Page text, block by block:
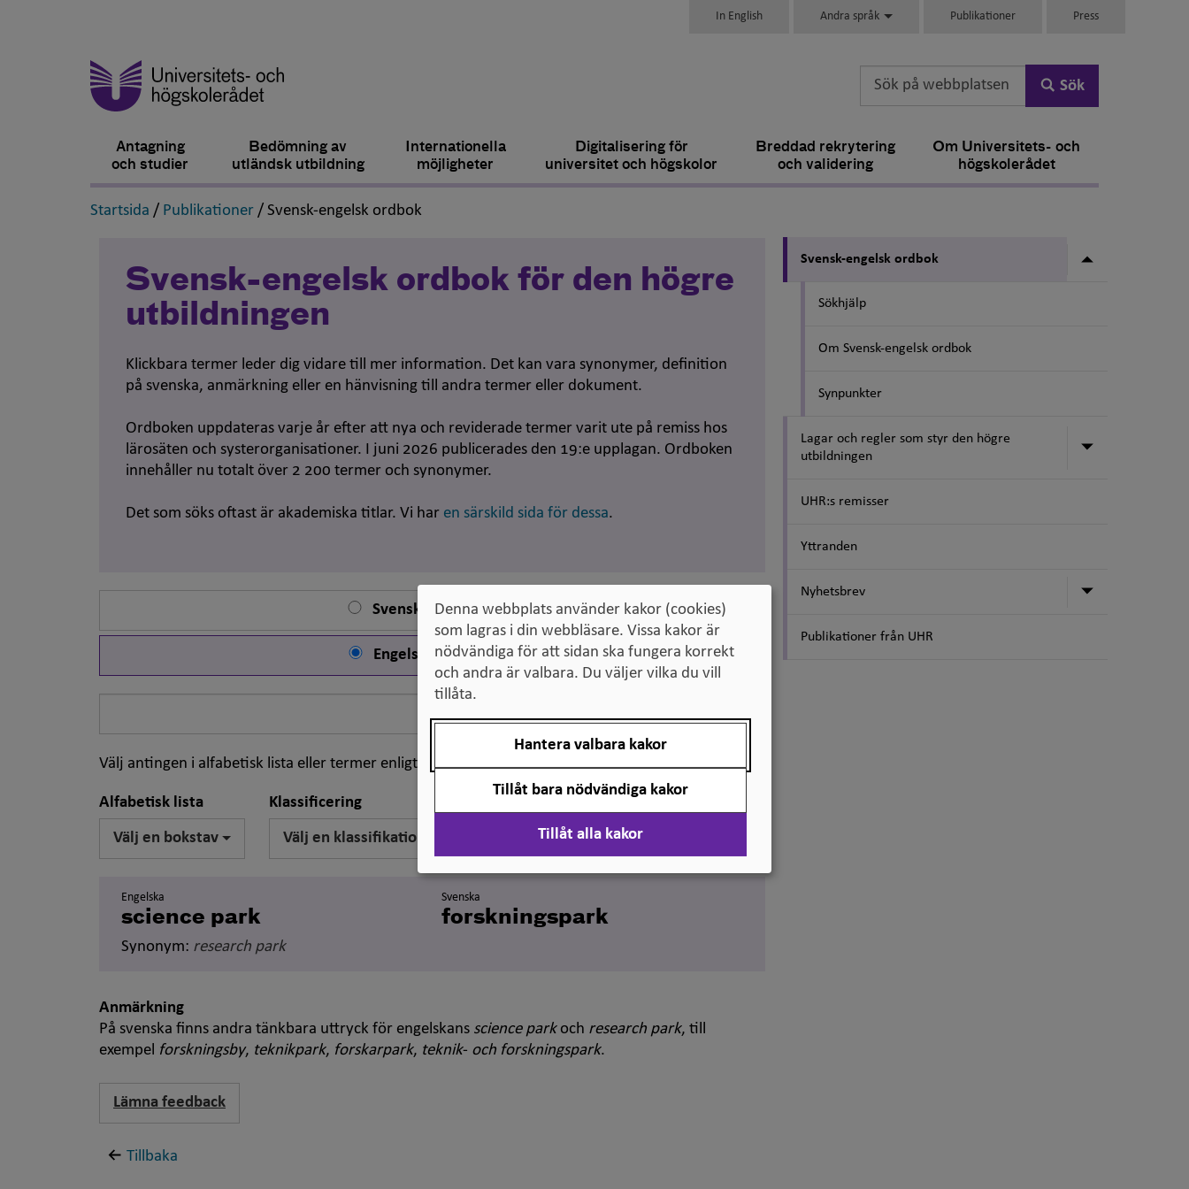
In English Andra språk Publikationer Press
Sök
Antagning
och studier
Bedömning av
utländsk utbildning
Internationella
möjligheter
Digitalisering för
universitet och högskolor
Breddad rekrytering
och validering
Om Universitets- och
högskolerådet
Startsida ,
/ Publikationer ,
/ Svensk-engelsk ordbok
Svensk-engelsk ordbok för den högre
utbildningen
Klickbara termer leder dig vidare till mer information. Det kan vara synonymer, definition
på svenska, anmärkning eller en hänvisning till andra termer eller dokument.
Ordboken uppdateras varje år efter att nya och reviderade termer varit ute på remiss hos
lärosäten och systerorganisationer. I juni 2026 publicerades den 19:e upplagan. Ordboken
innehåller nu totalt över 2 200 termer och synonymer.
Det som söks oftast är akademiska titlar. Vi har en särskild sida för dessa.
Svenska till engelska
Engelska till svenska
Sök
Välj antingen i alfabetisk lista eller termer enligt klassifikation
Alfabetisk lista
Välj en bokstav
Klassificering
Välj en klassifikation
Engelska
science park
Synonym: research park
Svenska
forskningspark
Anmärkning
På svenska finns andra tänkbara uttryck för engelskans science parkoch research park, till
exempel forskningsby, teknikpark, forskarpark, teknik- och forskningspark.
Lämna feedback
Tillbaka
Svensk-engelsk ordbok Undermeny
Sökhjälp
Om Svensk-engelsk ordbok
Synpunkter
Lagar och regler som styr den högre
utbildningen
Undermeny
UHR:s remisser
Yttranden
Nyhetsbrev Undermeny
Publikationer från UHR
Denna webbplats använder kakor (cookies)
som lagras i din webbläsare. Vissa kakor är
nödvändiga för att sidan ska fungera korrekt
och andra är valbara. Du väljer vilka du vill
tillåta.
Hantera valbara kakor
Tillåt bara nödvändiga kakor
Tillåt alla kakor